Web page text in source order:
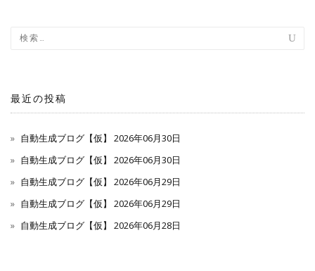
ナ
ゲ
ー
シ
ョ
ン
最近の投稿
自動生成ブログ【仮】 2026年06月30日
自動生成ブログ【仮】 2026年06月30日
自動生成ブログ【仮】 2026年06月29日
自動生成ブログ【仮】 2026年06月29日
自動生成ブログ【仮】 2026年06月28日